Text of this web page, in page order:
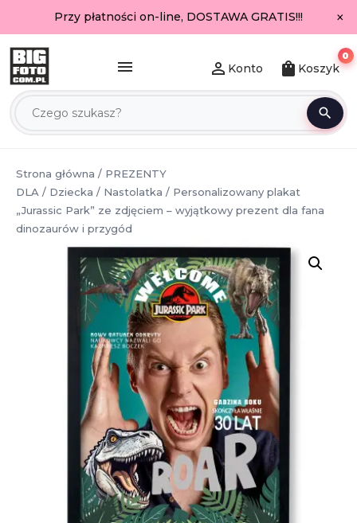
Przy płatności on-line, DOSTAWA GRATIS!!! ×
menu
search
person_outline Konto shopping_bag Koszyk
0
Strona główna / PREZENTY
DLA / Dziecka / Nastolatka / Personalizowany plakat
„Jurassic Park” ze zdjęciem – wyjątkowy prezent dla fana
dinozaurów i przygód